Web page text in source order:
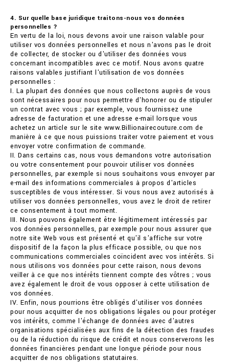
4. Sur quelle base juridique traitons-nous vos données
personnelles ?
En vertu de la loi, nous devons avoir une raison valable pour
utiliser vos données personnelles et nous n'avons pas le droit
de collecter, de stocker ou d'utiliser des données vous
concernant incompatibles avec ce motif. Nous avons quatre
raisons valables justifiant l'utilisation de vos données
personnelles :
I. La plupart des données que nous collectons auprès de vous
sont nécessaires pour nous permettre d'honorer ou de stipuler
un contrat avec vous ; par exemple, vous fournissez une
adresse de facturation et une adresse e-mail lorsque vous
achetez un article sur le site www.Billionairecouture.com de
manière à ce que nous puissions traiter votre paiement et vous
envoyer votre confirmation de commande.
II. Dans certains cas, nous vous demandons votre autorisation
ou votre consentement pour pouvoir utiliser vos données
personnelles, par exemple si nous souhaitons vous envoyer par
e-mail des informations commerciales à propos d'articles
susceptibles de vous intéresser. Si vous nous avez autorisés à
utiliser vos données personnelles, vous avez le droit de retirer
ce consentement à tout moment.
III. Nous pouvons également être légitimement intéressés par
vos données personnelles, par exemple pour nous assurer que
notre site Web vous est présenté et qu'il s'affiche sur votre
dispositif de la façon la plus efficace possible, ou que nos
communications commerciales coïncident avec vos intérêts. Si
nous utilisons vos données pour cette raison, nous devons
veiller à ce que nos intérêts tiennent compte des vôtres ; vous
avez également le droit de vous opposer à cette utilisation de
vos données.
IV. Enfin, nous pourrions être obligés d'utiliser vos données
pour nous acquitter de nos obligations légales ou pour protéger
vos intérêts, comme l'échange de données avec d'autres
organisations spécialisées aux fins de la détection des fraudes
ou de la réduction du risque de crédit et nous conserverons les
données financières pendant une longue période pour nous
acquitter de nos obligations statutaires.